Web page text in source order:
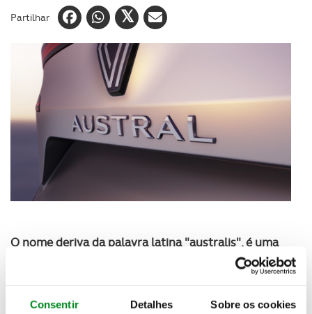
Consentir Detalhes Sobre os cookies
Partilhar
O nome deriva da palavra latina "australis", é uma
expressão presente em muitas línguas europeias,
incluindo o francês, o que é importante para uma
marca orgulhosa das suas raízes. "Austral também
evoca as cores e o calor do hemisfério sul. É um